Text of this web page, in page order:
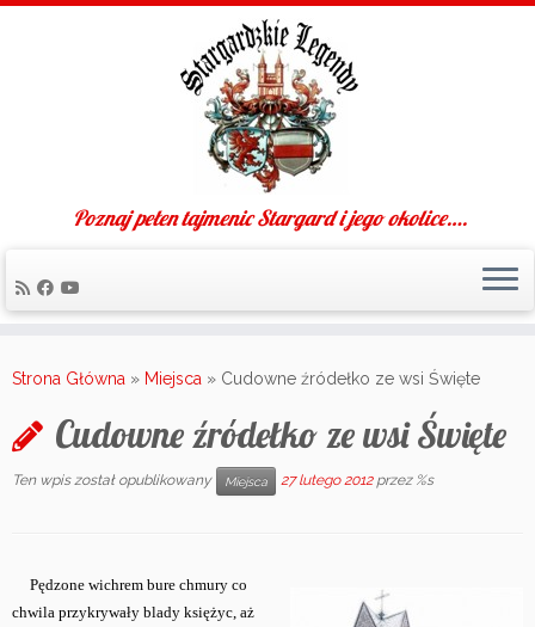
to
Poznaj pełen tajmenic Stargard i jego okolice….
Strona Główna » Miejsca » Cudowne źródełko ze wsi Święte
Cudowne źródełko ze wsi Święte
Ten wpis został opublikowany Miejsca 27 lutego 2012 przez %s
Pędzone wichrem bure chmury co
chwila przykrywały blady księżyc, aż